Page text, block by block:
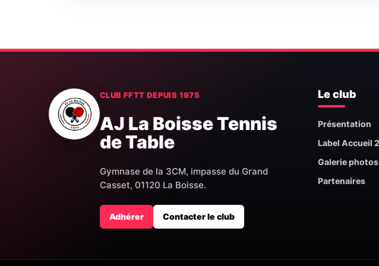
CLUB FFTT DEPUIS 1975
AJ La Boisse Tennis
de Table
Gymnase de la 3CM, impasse du Grand
Casset, 01120 La Boisse.
Adhérer Contacter le club
Le club
Présentation
Label Accueil
Galerie photos
Partenaires